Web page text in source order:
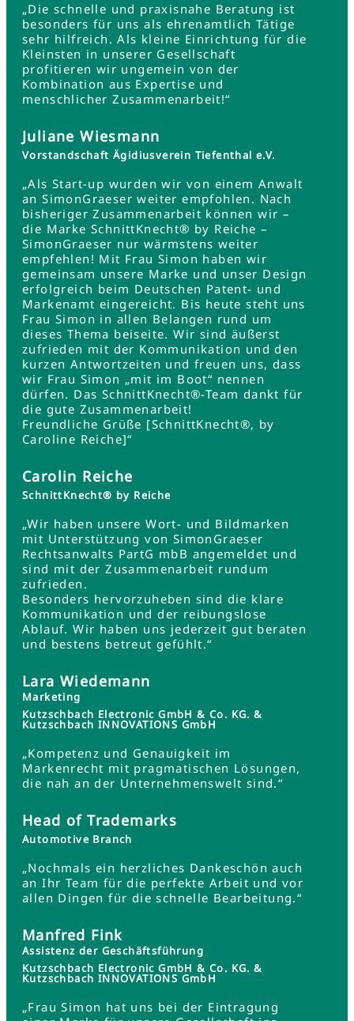
„Die schnelle und praxisnahe Beratung ist
besonders für uns als ehrenamtlich Tätige
sehr hilfreich. Als kleine Einrichtung für die
Kleinsten in unserer Gesellschaft
profitieren wir ungemein von der
Kombination aus Expertise und
menschlicher Zusammenarbeit!“
Juliane Wiesmann
Vorstandschaft Ägidiusverein Tiefenthal e.V.
„Als Start-up wurden wir von einem Anwalt
an SimonGraeser weiter empfohlen. Nach
bisheriger Zusammenarbeit können wir –
die Marke SchnittKnecht® by Reiche –
SimonGraeser nur wärmstens weiter
empfehlen! Mit Frau Simon haben wir
gemeinsam unsere Marke und unser Design
erfolgreich beim Deutschen Patent- und
Markenamt eingereicht. Bis heute steht uns
Frau Simon in allen Belangen rund um
dieses Thema beiseite. Wir sind äußerst
zufrieden mit der Kommunikation und den
kurzen Antwortzeiten und freuen uns, dass
wir Frau Simon „mit im Boot“ nennen
dürfen. Das SchnittKnecht®-Team dankt für
die gute Zusammenarbeit!
Freundliche Grüße [SchnittKnecht®, by
Caroline Reiche]“
Carolin Reiche
SchnittKnecht® by Reiche
„Wir haben unsere Wort- und Bildmarken
mit Unterstützung von SimonGraeser
Rechtsanwalts PartG mbB angemeldet und
sind mit der Zusammenarbeit rundum
zufrieden.
Besonders hervorzuheben sind die klare
Kommunikation und der reibungslose
Ablauf. Wir haben uns jederzeit gut beraten
und bestens betreut gefühlt.“
Lara Wiedemann
Marketing
Kutzschbach Electronic GmbH & Co. KG. &
Kutzschbach INNOVATIONS GmbH
„Kompetenz und Genauigkeit im
Markenrecht mit pragmatischen Lösungen,
die nah an der Unternehmenswelt sind.“
Head of Trademarks
Automotive Branch
„Nochmals ein herzliches Dankeschön auch
an Ihr Team für die perfekte Arbeit und vor
allen Dingen für die schnelle Bearbeitung.“
Manfred Fink
Assistenz der Geschäftsführung
Kutzschbach Electronic GmbH & Co. KG. &
Kutzschbach INNOVATIONS GmbH
„Frau Simon hat uns bei der Eintragung